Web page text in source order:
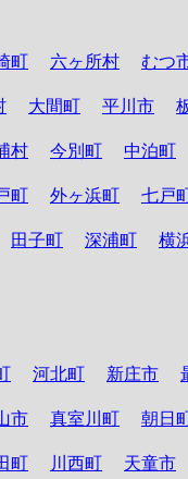
町 六ヶ所村 むつ
大間町 平川市
村 今別町 中泊町
町 外ヶ浜町 七戸
田子町 深浦町 横
河北町 新庄市
市 真室川町 朝日
町 川西町 天童市